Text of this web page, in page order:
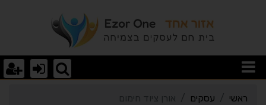
פרטי כרטיס העסק אורן
ראשי עסקים אורן ציוד חימום